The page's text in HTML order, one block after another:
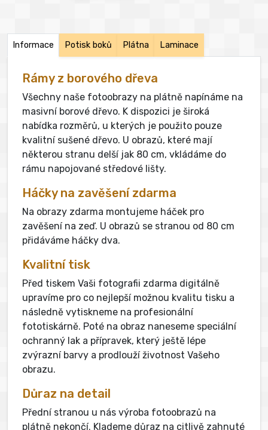
Informace Potisk boků Plátna Laminace
Rámy z borového dřeva
Všechny naše fotoobrazy na plátně napínáme na
masivní borové dřevo. K dispozici je široká
nabídka rozměrů, u kterých je použito pouze
kvalitní sušené dřevo. U obrazů, které mají
některou stranu delší jak 80 cm, vkládáme do
rámu napojované středové lišty.
Háčky na zavěšení zdarma
Na obrazy zdarma montujeme háček pro
zavěšení na zeď. U obrazů se stranou od 80 cm
přidáváme háčky dva.
Kvalitní tisk
Před tiskem Vaši fotografii zdarma digitálně
upravíme pro co nejlepší možnou kvalitu tisku a
následně vytiskneme na profesionální
fototiskárně. Poté na obraz naneseme speciální
ochranný lak a přípravek, který ještě lépe
zvýrazní barvy a prodlouží životnost Vašeho
obrazu.
Důraz na detail
Přední stranou u nás výroba fotoobrazů na
plátně nekončí. Klademe důraz na citlivě zahnuté